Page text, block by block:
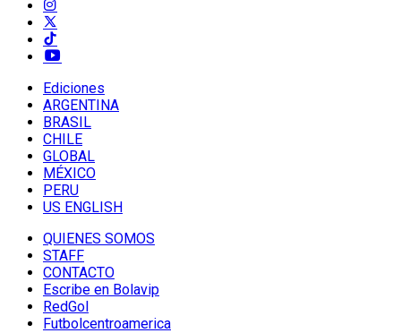
Ediciones
ARGENTINA
BRASIL
CHILE
GLOBAL
MÉXICO
PERU
US ENGLISH
QUIENES SOMOS
STAFF
CONTACTO
Escribe en Bolavip
RedGol
Futbolcentroamerica